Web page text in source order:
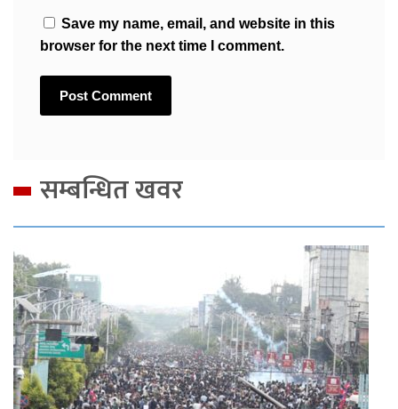
Save my name, email, and website in this
browser for the next time I comment.
सम्बन्धित खवर